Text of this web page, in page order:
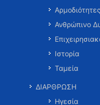
Αρμοδιότητες
Ανθρώπινο
Ιστορία
Ταμεία
ΔΙΑΡΘΡΩΣΗ
Ηγεσία